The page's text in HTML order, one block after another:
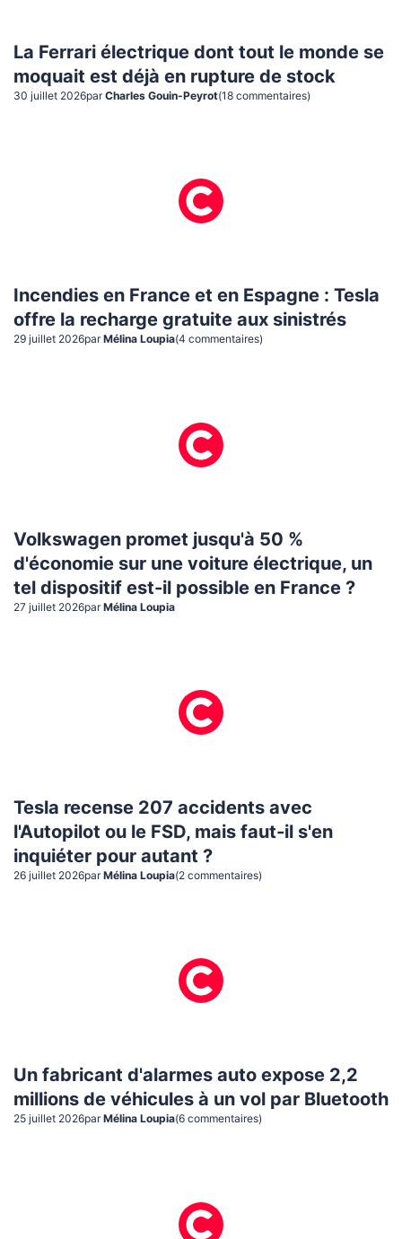
La Ferrari électrique dont tout le monde se
moquait est déjà en rupture de stock
30 juillet 2026par Charles Gouin-Peyrot(18 commentaires)
Incendies en France et en Espagne : Tesla
offre la recharge gratuite aux sinistrés
29 juillet 2026par Mélina Loupia(4 commentaires)
Volkswagen promet jusqu'à 50 %
d'économie sur une voiture électrique, un
tel dispositif est-il possible en France ?
27 juillet 2026par Mélina Loupia
Tesla recense 207 accidents avec
l'Autopilot ou le FSD, mais faut-il s'en
inquiéter pour autant ?
26 juillet 2026par Mélina Loupia(2 commentaires)
Un fabricant d'alarmes auto expose 2,2
millions de véhicules à un vol par Bluetooth
25 juillet 2026par Mélina Loupia(6 commentaires)